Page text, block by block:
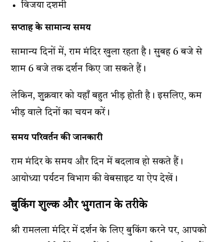
विजया दशमी
सप्ताह के सामान्य समय
सामान्य दिनों में, राम मंदिर खुला रहता है। सुबह 6 बजे से
शाम 6 बजे तक दर्शन किए जा सकते हैं।
लेकिन, शुक्रवार को यहाँ बहुत भीड़ होती है। इसलिए, कम
भीड़ वाले दिनों का चयन करें।
समय परिवर्तन की जानकारी
राम मंदिर के समय और दिन में बदलाव हो सकते हैं।
आयोध्या पर्यटन विभाग की वेबसाइट या ऐप देखें।
बुकिंग शुल्क और भुगतान के तरीके
श्री रामलला मंदिर में दर्शन के लिए बुकिंग करने पर, आपको